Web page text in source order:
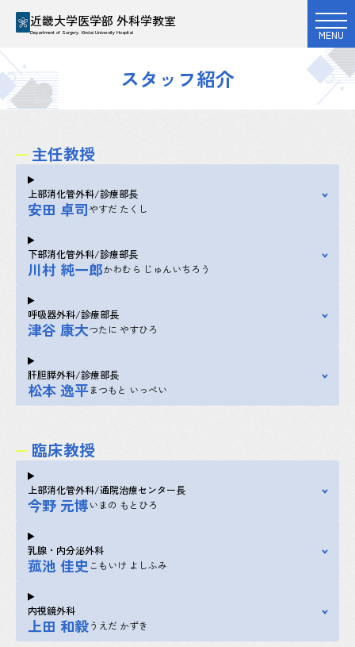
近畿大学医学部 外科学教室
Department of Surgery. Kindai University Hospital MENU
スタッフ紹介
主任教授
上部消化管外科/診療部長
安田 卓司やすだ たくし
下部消化管外科/診療部長
川村 純一郎かわむら じゅんいちろう
呼吸器外科/診療部長
津谷 康大つたに やすひろ
肝胆膵外科/診療部長
松本 逸平まつもと いっぺい
臨床教授
上部消化管外科/通院治療センター長
今野 元博いまの もとひろ
乳腺・内分泌外科
菰池 佳史 こもいけ よしふみ
内視鏡外科
上田 和毅うえだ かずき